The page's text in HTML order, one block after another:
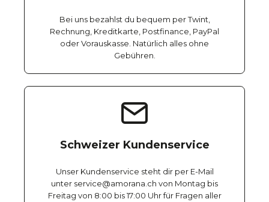
Bei uns bezahlst du bequem per Twint,
Rechnung, Kreditkarte, Postfinance, PayPal
oder Vorauskasse. Natürlich alles ohne
Gebühren.
Schweizer Kundenservice
Unser Kundenservice steht dir per E-Mail
unter service@amorana.ch von Montag bis
Freitag von 8:00 bis 17:00 Uhr für Fragen aller